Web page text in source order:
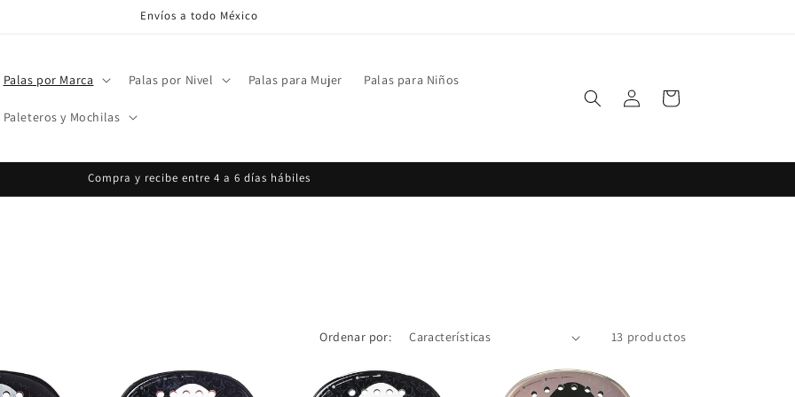
Envíos a todo México
Palas por Marca Palas por Nivel Palas para Mujer Palas para Niños
Paleteros y Mochilas
sesión
Carrito
Compra y recibe entre 4 a 6 días hábiles
Ordenar por: 13 productos